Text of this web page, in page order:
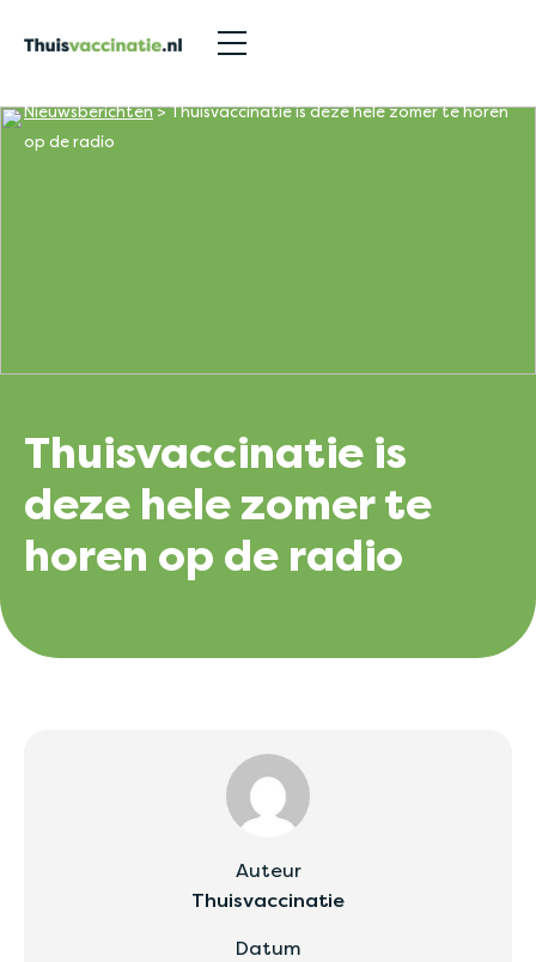
Nieuwsberichten>Thuisvaccinatie is deze hele zomer te horen
op de radio
Thuisvaccinatie is
deze hele zomer te
horen op de radio
Auteur
Thuisvaccinatie
Datum